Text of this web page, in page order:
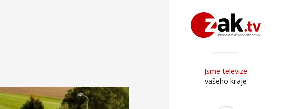
Jsme televize
vašeho kraje